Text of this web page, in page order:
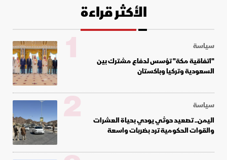
الأكثر قراءة
سياسة
"اتفاقية مكة" تؤسس لدفاع مشترك بين
السعودية وتركيا وباكستان
1
سياسة
اليمن.. تصعيد حوثي يودي بحياة العشرات
والقوات الحكومية ترد بضربات واسعة
2